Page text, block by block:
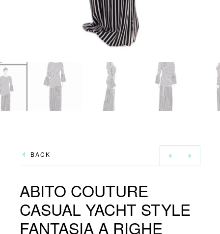
BACK
ABITO COUTURE
CASUAL YACHT STYLE
FANTASIA A RIGHE